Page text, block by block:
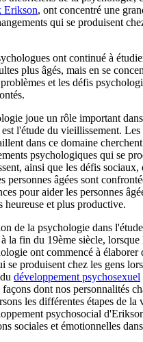
Erikson, ont concentré une
qui se produisent
ont continué à
plus âgés, mais en se
et les défis
joue un rôle important
l'étude du vieillissement. Les
dans ce domaine
psychologiques qui se
ainsi que les défis sociaux,
personnes âgées sont
pour aider les personnes
heureuse et plus productive.
de la psychologie dans
la fin du 19ème siècle, lorsque
ont commencé à élaborer
se produisent chez les gens
développement psychosexuel
dont nos personnalités
les différentes étapes de la
psychosocial
sociales et émotionnelles